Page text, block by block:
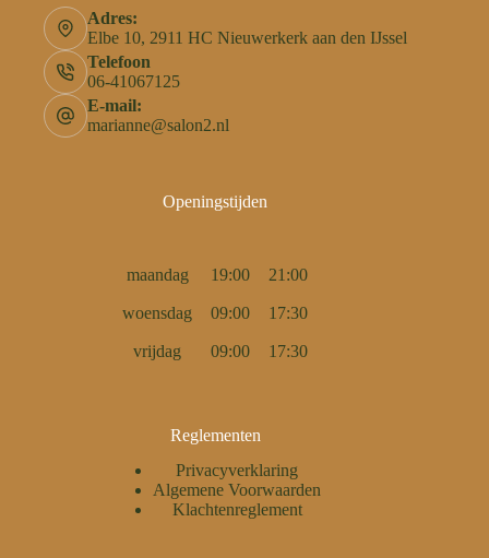
Adres:
Elbe 10, 2911 HC Nieuwerkerk aan den IJssel
Telefoon
06-41067125
E-mail:
marianne@salon2.nl
Openingstijden
maandag 19:00 21:00
woensdag 09:00 17:30
vrijdag 09:00 17:30
Reglementen
Privacyverklaring
Algemene Voorwaarden
Klachtenreglement